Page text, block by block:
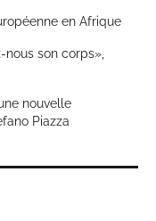
en Afrique
nous son corps»,
nouvelle
Piazza